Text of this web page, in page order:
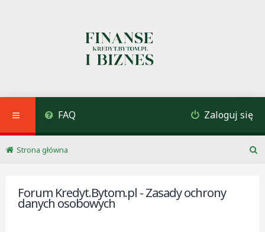
FAQ Zaloguj się
Strona główna
Forum Kredyt.Bytom.pl - Zasady ochrony
danych osobowych